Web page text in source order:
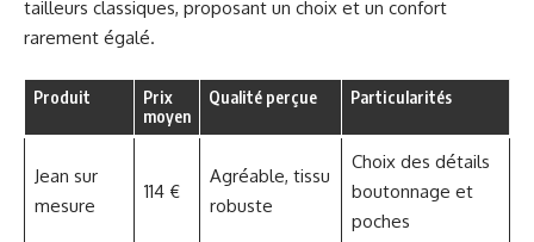
tailleurs classiques, proposant un choix et un confort
rarement égalé.
Produit
Prix
moyen
Qualité perçue Particularités
Jean sur
mesure
114 €
Agréable, tissu
robuste
Choix des détails
boutonnage et
poches